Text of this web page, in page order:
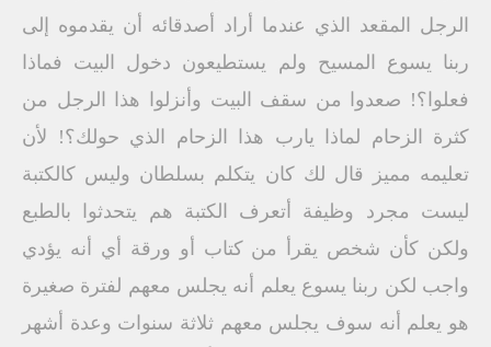
الرجل المقعد الذي عندما أراد أصدقائه أن يقدموه إلى
ربنا يسوع المسيح ولم يستطيعون دخول البيت فماذا
فعلوا؟! صعدوا من سقف البيت وأنزلوا هذا الرجل من
كثرة الزحام لماذا يارب هذا الزحام الذي حولك؟! لأن
تعليمه مميز قال لك كان يتكلم بسلطان وليس كالكتبة
ليست مجرد وظيفة أتعرف الكتبة هم يتحدثوا بالطبع
ولكن كأن شخص يقرأ من كتاب أو ورقة أي أنه يؤدي
واجب لكن ربنا يسوع يعلم أنه يجلس معهم لفترة صغيرة
هو يعلم أنه سوف يجلس معهم ثلاثة سنوات وعدة أشهر